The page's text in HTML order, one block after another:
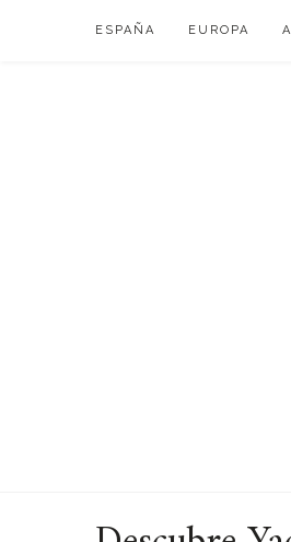
ESPAÑA EUROPA